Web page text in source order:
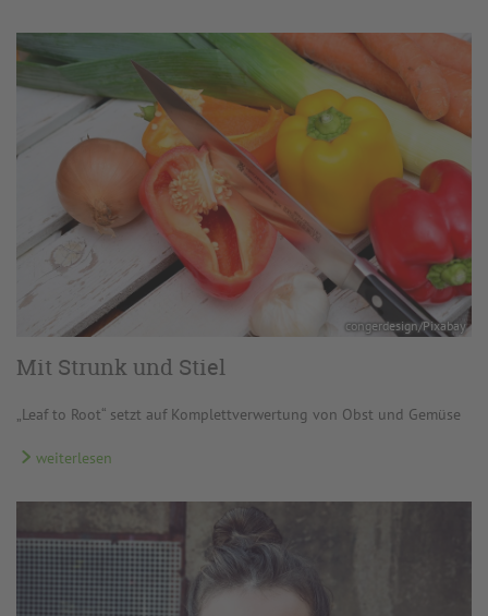
congerdesign/Pixabay
Mit Strunk und Stiel
„Leaf to Root“ setzt auf Komplett­verwertung von Obst und Gemüse
weiterlesen